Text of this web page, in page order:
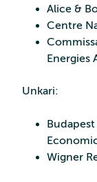
Alice &
Centre
Energies
Unkari:
Wigner